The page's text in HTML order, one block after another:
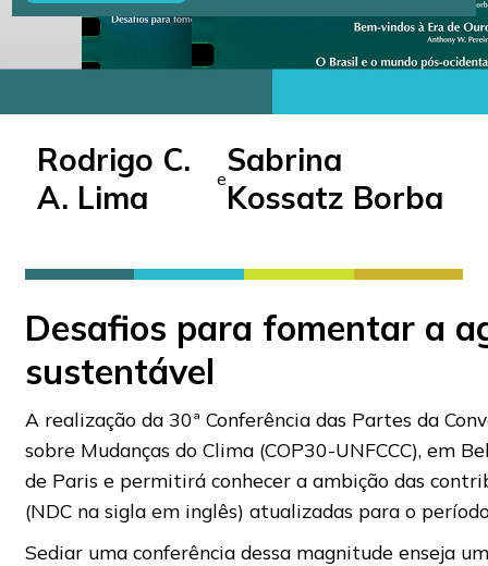
Rodrigo C.
A. Lima
eSabrina
Kossatz Borba
Desafios para fomentar a
sustentável
A realização da 30ª Conferência das Partes da
sobre Mudanças do Clima (COP30-UNFCCC), em
de Paris e permitirá conhecer a ambição das
(NDC na sigla em inglês) atualizadas para o
Sediar uma conferência dessa magnitude enseja